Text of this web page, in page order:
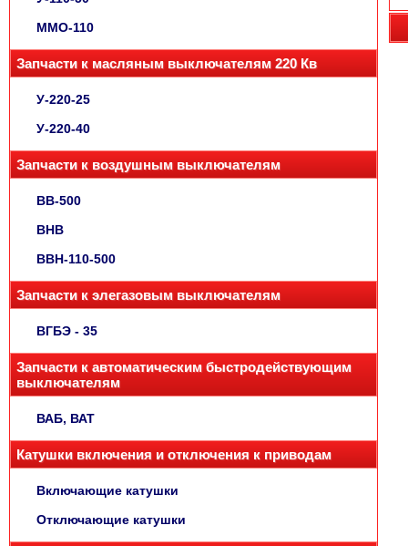
ММО-110
Запчасти к масляным выключателям 220 Кв
У-220-25
У-220-40
Запчасти к воздушным выключателям
ВВ-500
ВНВ
ВВН-110-500
Запчасти к элегазовым выключателям
ВГБЭ - 35
Запчасти к автоматическим быстродействующим
выключателям
ВАБ, ВАТ
Катушки включения и отключения к приводам
Включающие катушки
Отключающие катушки